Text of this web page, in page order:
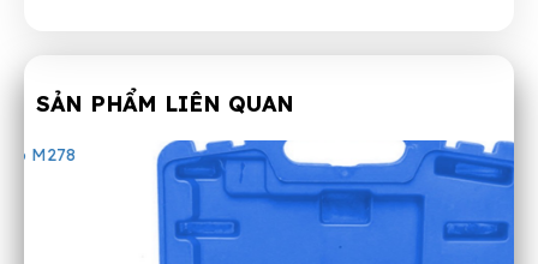
SẢN PHẨM LIÊN QUAN